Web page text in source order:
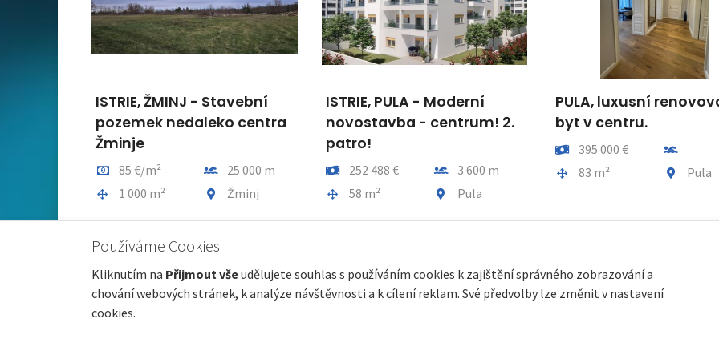
Vzdálenost od moře
Obec, část obce
ISTRIE, PULA - Moderní
novostavba - centrum! 2.
patro!
Cena252 488 € Vzdálenost od moře
3 600 m
Plocha celkem
58 m² Obec, část obce
PULA, luxusní renovovaný
byt v centru.
Cena
Vzdálenost od moře
Plocha celkem
83 m² Obec, část obce
Pula
Malinská 3+1 s
výhledem na
Cena40 €
Obec, část obce
Používáme Cookies
Kliknutím na Přijmout všeudělujete souhlas s používáním cookies k zajištění správného zobrazování a
chování webových stránek, k analýze návštěvnosti a k cílení reklam. Své předvolby lze změnit v nastavení
cookies.